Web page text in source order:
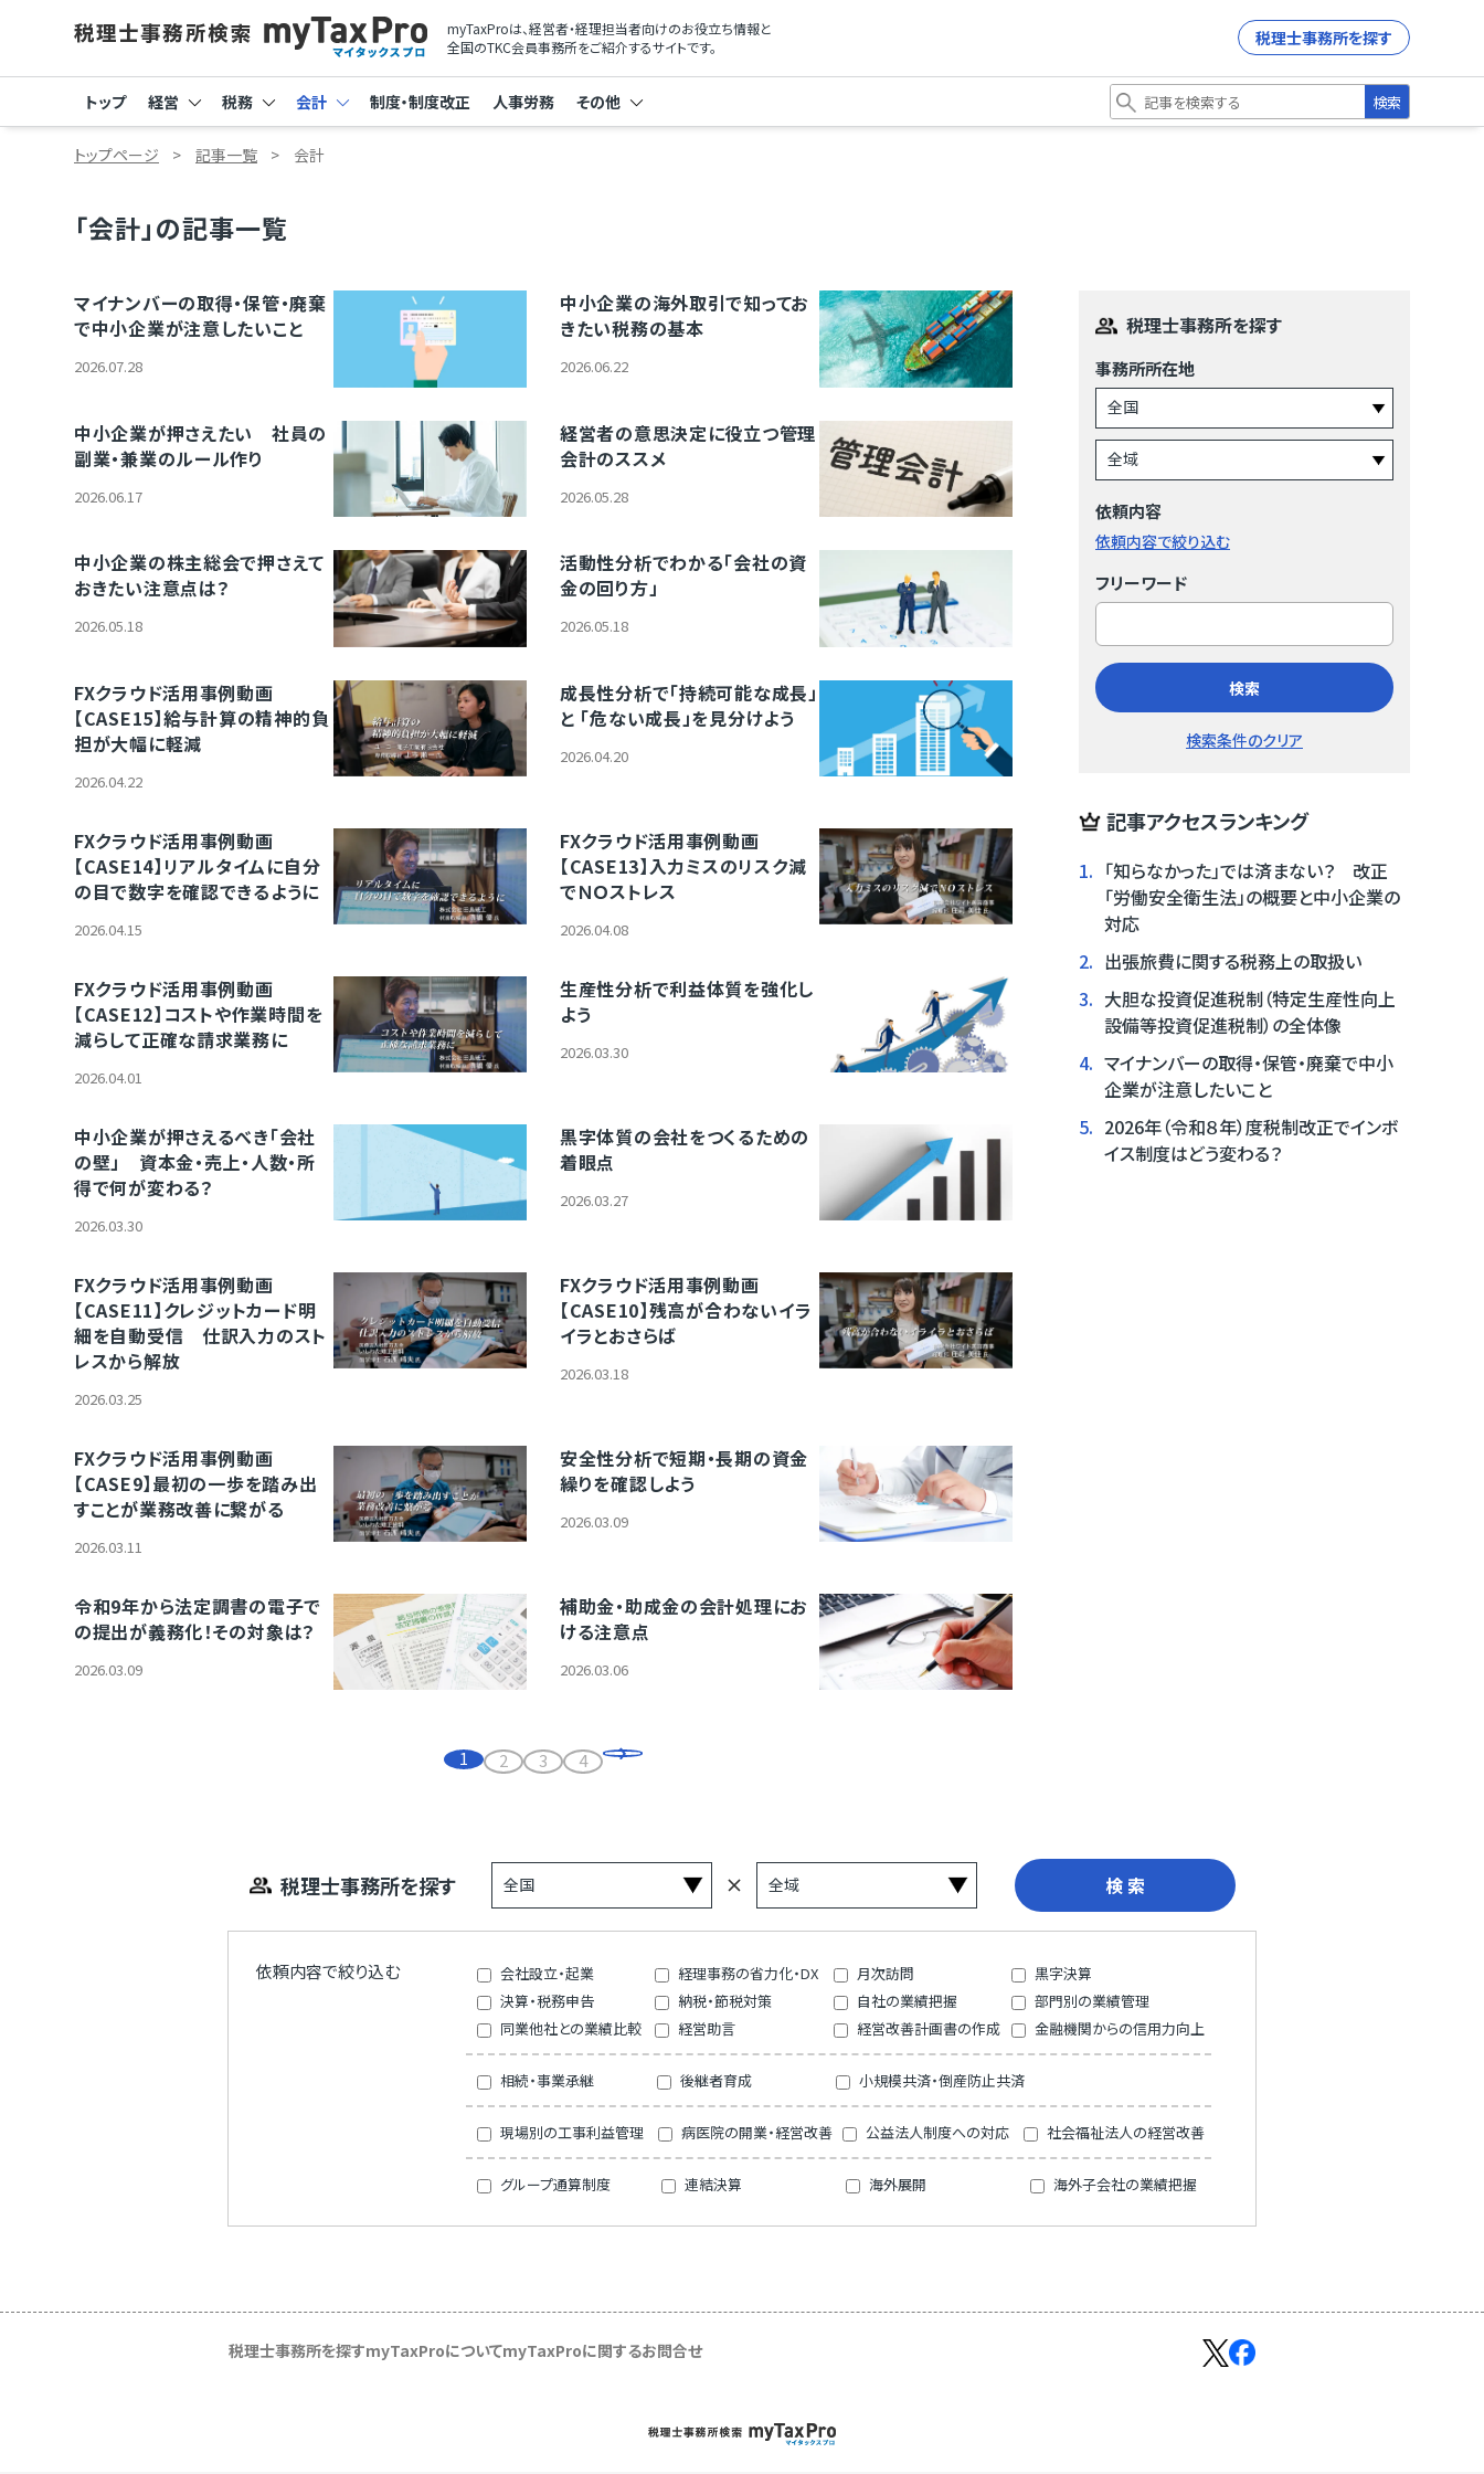
myTaxProは、経営者・経理担当者向けのお役立ち情報と
全国のTKC会員事務所をご紹介するサイトです。
税理士事務所を探す
トップ 経営 税務 会計 制度・制度改正 人事労務 その他 検索
トップページ 記事一覧 会計
「会計」の記事一覧
マイナンバーの取得・保管・廃棄
で中小企業が注意したいこと
2026.07.28
中小企業の海外取引で知ってお
きたい税務の基本
2026.06.22
中小企業が押さえたい 社員の
副業・兼業のルール作り
2026.06.17
経営者の意思決定に役立つ管理
会計のススメ
2026.05.28
中小企業の株主総会で押さえて
おきたい注意点は？
2026.05.18
活動性分析でわかる「会社の資
金の回り方」
2026.05.18
FXクラウド活用事例動画
【CASE15】給与計算の精神的負
担が大幅に軽減
2026.04.22
成長性分析で「持続可能な成長」
と 「危ない成長」を見分けよう
2026.04.20
FXクラウド活用事例動画
【CASE14】リアルタイムに自分
の目で数字を確認できるように
2026.04.15
FXクラウド活用事例動画
【CASE13】入力ミスのリスク減
でＮＯストレス
2026.04.08
FXクラウド活用事例動画
【CASE12】コストや作業時間を
減らして正確な請求業務に
2026.04.01
生産性分析で利益体質を強化し
よう
2026.03.30
中小企業が押さえるべき「会社
の壁」 資本金・売上・人数・所
得で何が変わる？
2026.03.30
黒字体質の会社をつくるための
着眼点
2026.03.27
FXクラウド活用事例動画
【CASE11】クレジットカード明
細を自動受信 仕訳入力のスト
レスから解放
2026.03.25
FXクラウド活用事例動画
【CASE10】残高が合わないイラ
イラとおさらば
2026.03.18
FXクラウド活用事例動画
【CASE9】最初の一歩を踏み出
すことが業務改善に繋がる
2026.03.11
安全性分析で短期・長期の資金
繰りを確認しよう
2026.03.09
令和9年から法定調書の電子で
の提出が義務化！その対象は？
2026.03.09
補助金・助成金の会計処理にお
ける注意点
2026.03.06
1 2 3 4
税理士事務所を探す
事務所所在地
依頼内容
依頼内容で絞り込む
フリーワード
検索
検索条件のクリア
記事アクセスランキング
1. 「知らなかった」では済まない？ 改正
「労働安全衛生法」の概要と中小企業の
対応
2. 出張旅費に関する税務上の取扱い
3. 大胆な投資促進税制（特定生産性向上
設備等投資促進税制）の全体像
4. マイナンバーの取得・保管・廃棄で中小
企業が注意したいこと
5. 2026年（令和８年）度税制改正でインボ
イス制度はどう変わる？
税理士事務所を探す 検 索
依頼内容で絞り込む 会社設立・起業 経理事務の省力化・DX 月次訪問
黒字決算
決算・税務申告
納税・節税対策 自社の業績把握
部門別の業績管理
同業他社との業績比較
経営助言 経営改善計画書の作成 金融機関からの信用力向上
相続・事業承継 後継者育成 小規模共済・倒産防止共済
現場別の工事利益管理 病医院の開業・経営改善 公益法人制度への対応 社会福祉法人の経営改善
グループ通算制度 連結決算 海外展開 海外子会社の業績把握
税理士事務所を探すmyTaxProについてmyTaxProに関するお問合せ